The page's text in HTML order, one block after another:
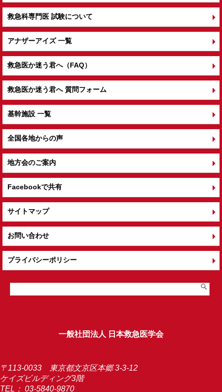
救急科専門医 試験について
アナザーアイズ 一覧
救急医か迷う君へ（FAQ）
救急医か迷う君へ 質問フォーム
基幹施設 一覧
全国各地からの声
地方会のご案内
Facebookで共有
サイトマップ
お問い合わせ
プライバシーポリシー
一般社団法人 日本救急医学会
〒113-0033 東京都文京区本郷 3-3-12
ケイズビルディング3階
TEL： 03-5840-9870